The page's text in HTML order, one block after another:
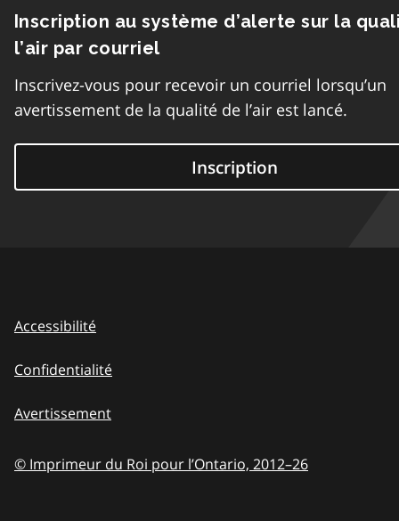
Inscription au système d’alerte sur la
l’air par courriel
Inscrivez-vous pour recevoir un courriel lorsqu’un
avertissement de la qualité de l’air est lancé.
Inscription
Accessibilité
Confidentialité
Avertissement
© Imprimeur du Roi pour l’Ontario, 2012–26